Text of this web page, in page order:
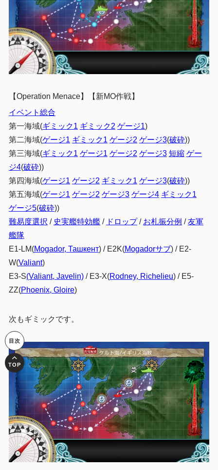
【Operation Menace】【新MO作戦】
イベント総合
第一海域(ギミック1 ギミック2 ゲージ1)
第二海域(ゲージ1 ギミック1 ゲージ2 ゲージ3(破砕))
第三海域(ギミック1 ゲージ1 ゲージ2 ゲージ3 短縮 ゲー
ジ4(破砕))
第四海域(ゲージ1 ゲージ2 ギミック1 ゲージ3(破砕))
第五海域(ゲージ1 ゲージ2 ゲージ3 ゲージ4 ギミック1
ゲージ5(破砕))
難易度選択 / 史実艦特効艦/ ドロップ/ お札振分例 /友軍
艦隊
E1-LM(Mogador, Ташкент) / E2K(Mogadorサブ) / E2-
W(Valiant)
E3-S(Valiant, Javelin)/ E3-X(Rodney, Richelieu) / E5-
ZZ(Phoenix, Gloire)
次もギミックです。